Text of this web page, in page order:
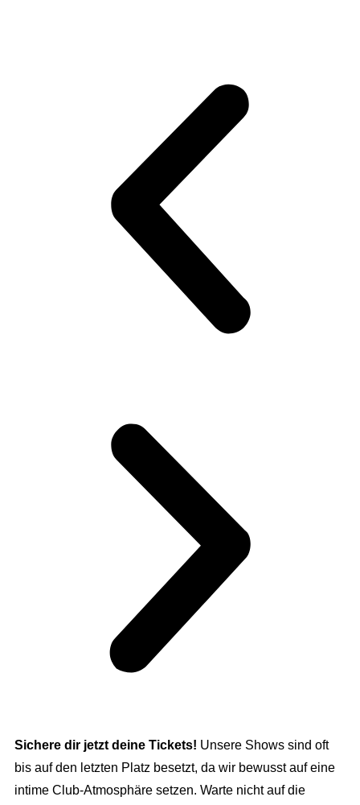
Sichere dir jetzt deine Tickets! Unsere Shows sind oft
bis auf den letzten Platz besetzt, da wir bewusst auf eine
intime Club-Atmosphäre setzen. Warte nicht auf die